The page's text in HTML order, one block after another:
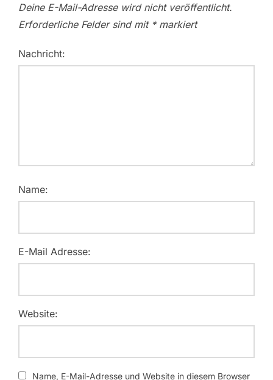
Deine E-Mail-Adresse wird nicht veröffentlicht.
Erforderliche Felder sind mit *markiert
Nachricht:
Name:
E-Mail Adresse:
Website:
Name, E-Mail-Adresse und Website in diesem Browser